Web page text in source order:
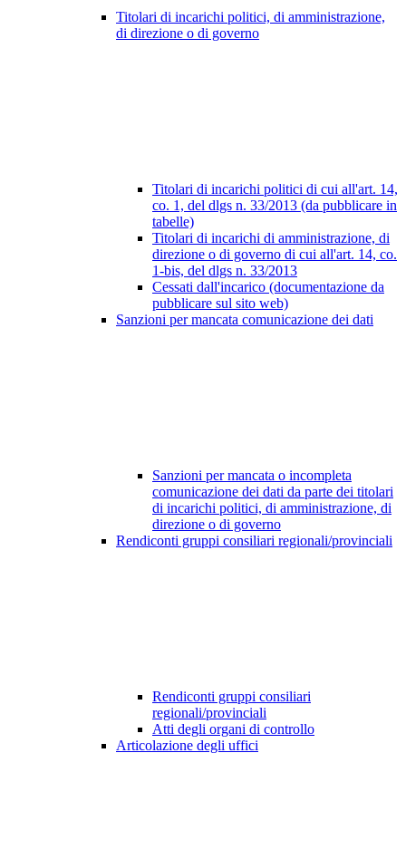
Titolari di incarichi politici, di amministrazione,
di direzione o di governo
Titolari di incarichi politici di cui all'art. 14,
co. 1, del dlgs n. 33/2013 (da pubblicare in
tabelle)
Titolari di incarichi di amministrazione, di
direzione o di governo di cui all'art. 14, co.
1-bis, del dlgs n. 33/2013
Cessati dall'incarico (documentazione da
pubblicare sul sito web)
Sanzioni per mancata comunicazione dei dati
Sanzioni per mancata o incompleta
comunicazione dei dati da parte dei titolari
di incarichi politici, di amministrazione, di
direzione o di governo
Rendiconti gruppi consiliari regionali/provinciali
Rendiconti gruppi consiliari
regionali/provinciali
Atti degli organi di controllo
Articolazione degli uffici